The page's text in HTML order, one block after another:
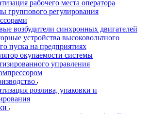
рабочего места оператора
группового регулирования
возбудители синхронных двигателей
устройства высоковольтного
пуска на предприятиях
окупаемости системы
управления
розлива, упаковки и